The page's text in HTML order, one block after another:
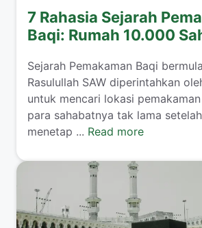
7 Rahasia Sejarah
Baqi: Rumah 10.000
Sejarah Pemakaman Baqi
Rasulullah SAW diperintahkan
untuk mencari lokasi
para sahabatnya tak lama
menetap ... Read more